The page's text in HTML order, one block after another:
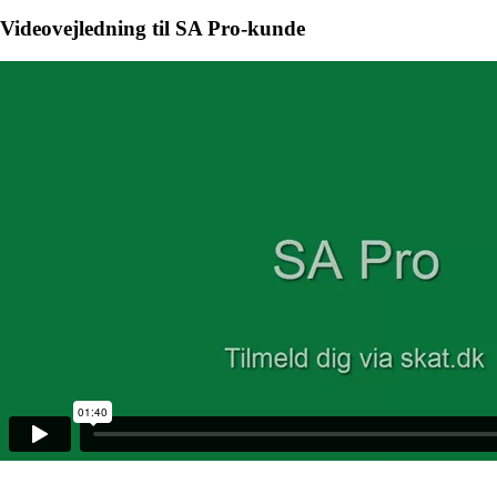
Videovejledning til SA Pro-kunde